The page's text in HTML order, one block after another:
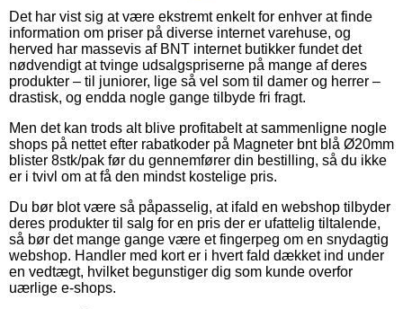
Det har vist sig at være ekstremt enkelt for enhver at finde
information om priser på diverse internet varehuse, og
herved har massevis af BNT internet butikker fundet det
nødvendigt at tvinge udsalgspriserne på mange af deres
produkter – til juniorer, lige så vel som til damer og herrer –
drastisk, og endda nogle gange tilbyde fri fragt.
Men det kan trods alt blive profitabelt at sammenligne nogle
shops på nettet efter rabatkoder på Magneter bnt blå Ø20mm
blister 8stk/pak før du gennemfører din bestilling, så du ikke
er i tvivl om at få den mindst kostelige pris.
Du bør blot være så påpasselig, at ifald en webshop tilbyder
deres produkter til salg for en pris der er ufattelig tiltalende,
så bør det mange gange være et fingerpeg om en snydagtig
webshop. Handler med kort er i hvert fald dækket ind under
en vedtægt, hvilket begunstiger dig som kunde overfor
uærlige e-shops.